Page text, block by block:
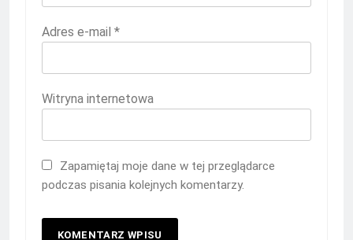
Adres e-mail *
Witryna internetowa
Zapamiętaj moje dane w tej przeglądarce
podczas pisania kolejnych komentarzy.